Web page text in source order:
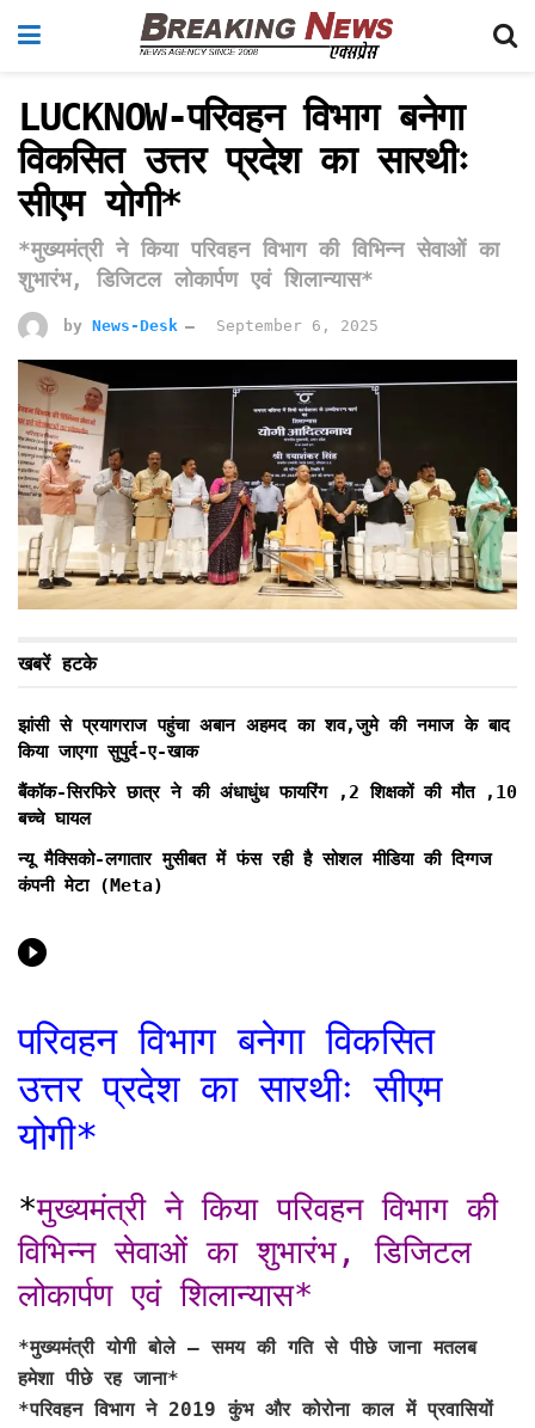
LUCKNOW-परिवहन विभाग बनेगा
विकसित उत्तर प्रदेश का सारथीः
सीएम योगी*
*मुख्यमंत्री ने किया परिवहन विभाग की विभिन्न सेवाओं का
शुभारंभ, डिजिटल लोकार्पण एवं शिलान्यास*
by News-Desk September 6, 2025
खबरें हटके
झांसी से प्रयागराज पहुंचा अबान अहमद का शव,जुमे की नमाज के बाद
किया जाएगा सुपुर्द-ए-खाक
बैंकॉक-सिरफिरे छात्र ने की अंधाधुंध फायरिंग ,2 शिक्षकों की मौत ,10
बच्चे घायल
न्यू मैक्सिको-लगातार मुसीबत में फंस रही है सोशल मीडिया की दिग्गज
कंपनी मेटा (Meta)
परिवहन विभाग बनेगा विकसित
उत्तर प्रदेश का सारथीः सीएम
योगी*
*मुख्यमंत्री ने किया परिवहन विभाग की
विभिन्न सेवाओं का शुभारंभ, डिजिटल
लोकार्पण एवं शिलान्यास*
*मुख्यमंत्री योगी बोले – समय की गति से पीछे जाना मतलब
हमेशा पीछे रह जाना*
*परिवहन विभाग ने 2019 कुंभ और कोरोना काल में प्रवासियों